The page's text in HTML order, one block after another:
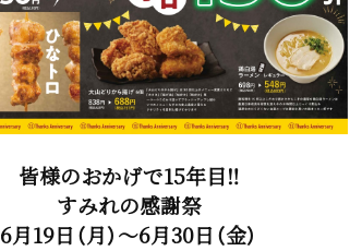
皆様のおかげで15年目‼
すみれの感謝祭
6月19日（月）～6月30日（金）